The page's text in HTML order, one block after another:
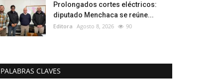
Prolongados cortes eléctricos:
diputado Menchaca se reúne...
Editora Agosto 8, 2026 90
PALABRAS CLAVES